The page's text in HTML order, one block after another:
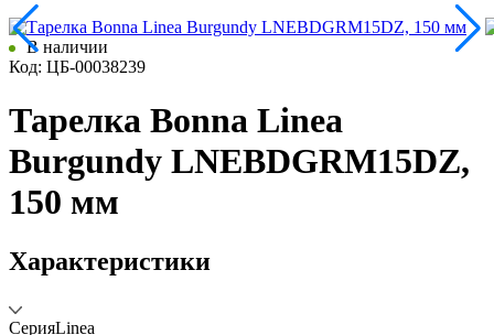
В наличии
Код: ЦБ-00038239
Тарелка Bonna Linea
Burgundy LNEBDGRM15DZ,
150 мм
Характеристики
СерияLinea